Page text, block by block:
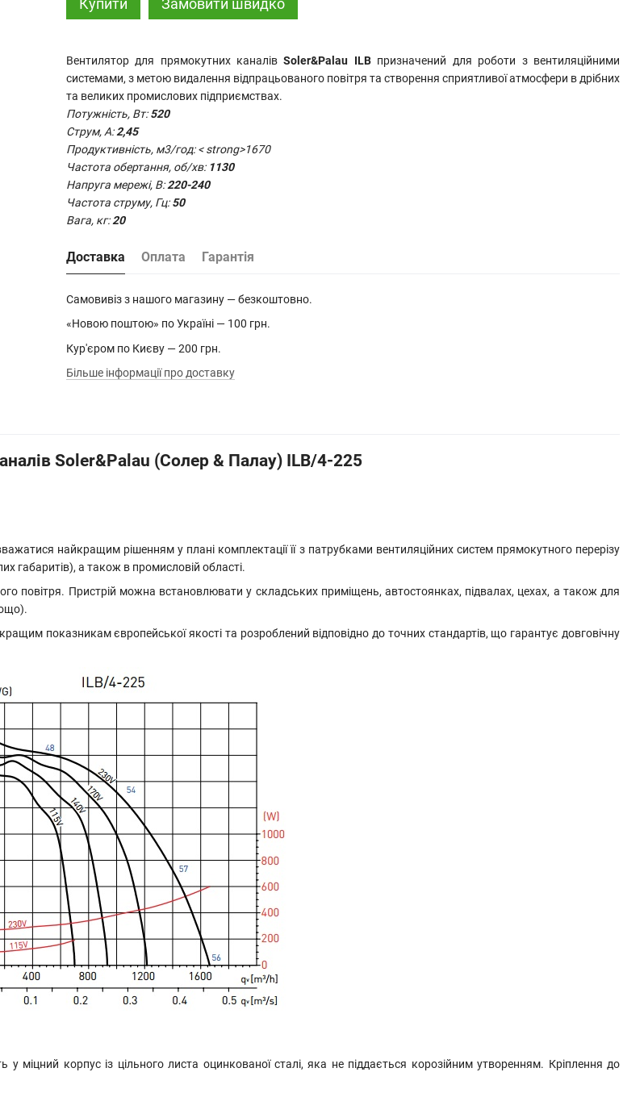
Купити Замовити швидко
Вентилятор для прямокутних каналівSoler&Palau ILB призначений для роботи з вентиляційними
системами, з метою видалення відпрацьованого повітря та створення сприятливої ​​атмосфери в дрібних
та великих промислових підприємствах.
Потужність, Вт:520
Струм, А:2,45
Продуктивність, м3/год: < strong>1670
Частота обертання, об/хв: 1130
Напруга мережі, В:220-240
Частота струму, Гц:50
Вага, кг:20
Доставка Оплата Гарантія
Самовивіз з нашого магазину — безкоштовно.
«Новою поштою» по Україні — 100 грн.
Кур'єром по Києву — 200 грн.
Більше інформації про доставку
Soler&Palau (Солер & Палау) ILB/4-225
найкращим рішенням у плані комплектації її з патрубками вентиляційних систем прямокутного перерізу
габаритів), а також в промисловій області.
повітря. Пристрій можна встановлювати у складських приміщень, автостоянках, підвалах, цехах, а також для
показникам європейської якості та розроблений відповідно до точних стандартів, що гарантує довговічну
у міцний корпус із цільного листа оцинкованої сталі, яка не піддається корозійним утворенням. Кріплення до